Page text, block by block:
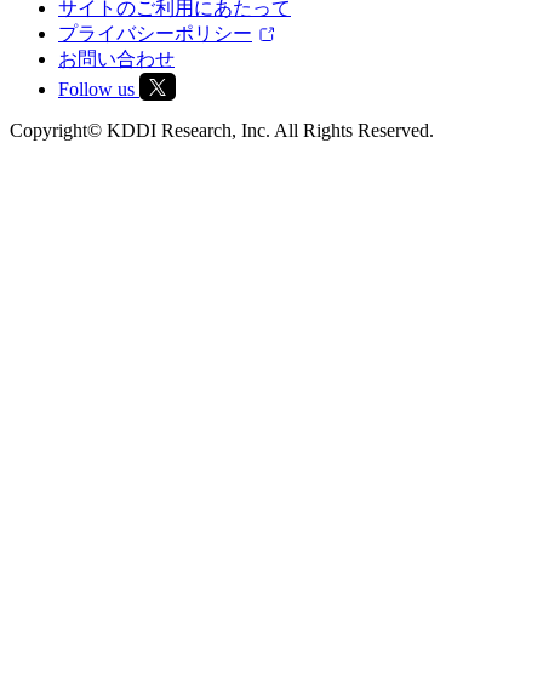
サイトのご利用にあたって
プライバシーポリシー
お問い合わせ
Follow us
Copyright© KDDI Research, Inc. All Rights Reserved.